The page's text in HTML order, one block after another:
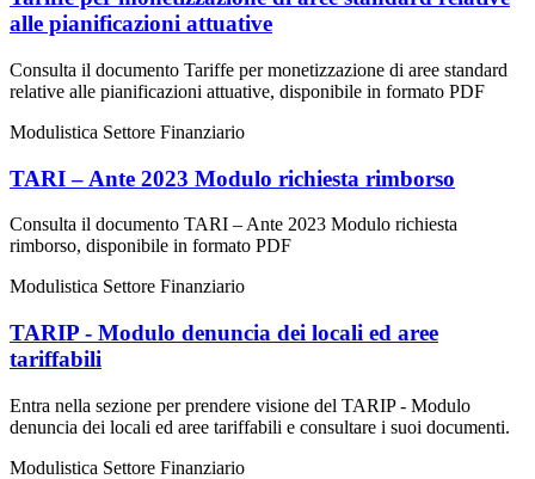
alle pianificazioni attuative
Consulta il documento Tariffe per monetizzazione di aree standard
relative alle pianificazioni attuative, disponibile in formato PDF
Modulistica Settore Finanziario
TARI – Ante 2023 Modulo richiesta rimborso
Consulta il documento TARI – Ante 2023 Modulo richiesta
rimborso, disponibile in formato PDF
Modulistica Settore Finanziario
TARIP - Modulo denuncia dei locali ed aree
tariffabili
Entra nella sezione per prendere visione del TARIP - Modulo
denuncia dei locali ed aree tariffabili e consultare i suoi documenti.
Modulistica Settore Finanziario